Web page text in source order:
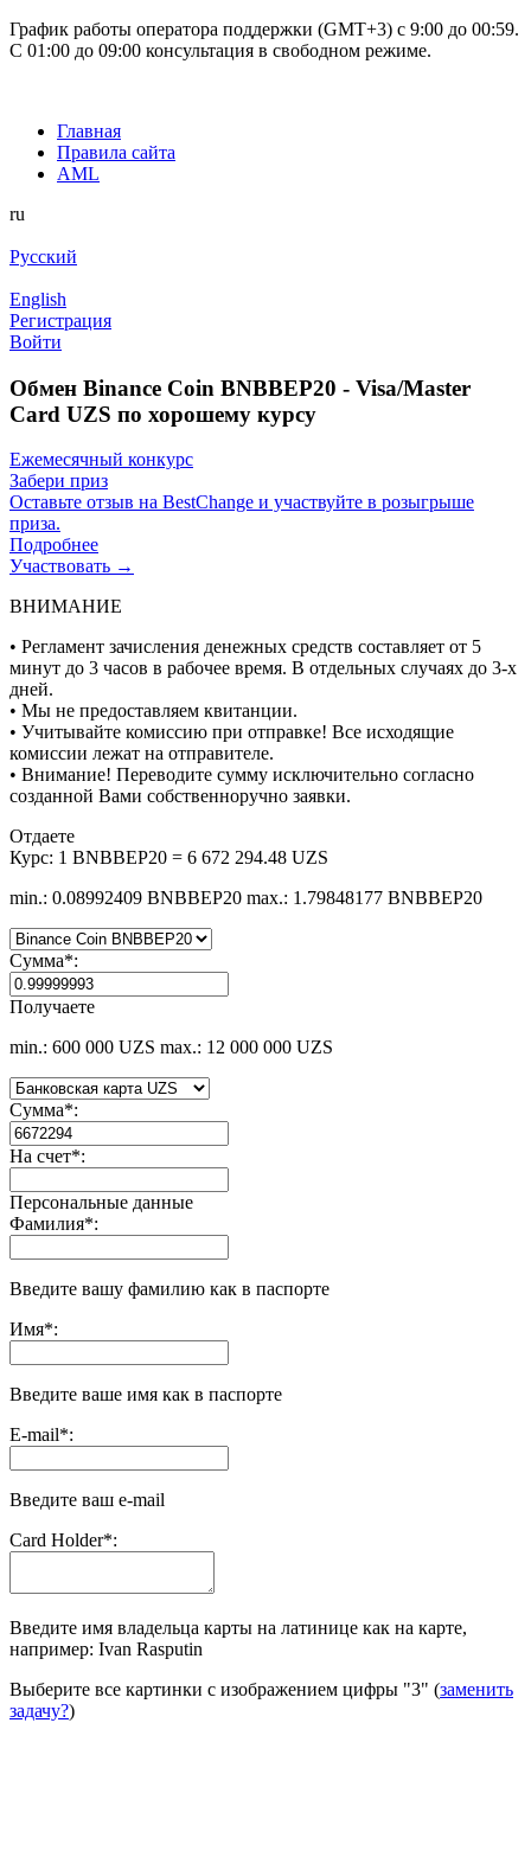
График работы оператора поддержки (GMT+3) c 9:00 до 00:59.
С 01:00 до 09:00 консультация в свободном режиме.
Главная
Правила сайта
AML
ru
Русский
English
Регистрация
Войти
Обмен Binance Coin BNBBEP20 - Visa/Master
Card UZS по хорошему курсу
Ежемесячный конкурс
Забери приз
Оставьте отзыв на BestChange и участвуйте в розыгрыше
приза.
Подробнее
Участвовать →
ВНИМАНИЕ
• Регламент зачисления денежных средств составляет от 5
минут до 3 часов в рабочее время. В отдельных случаях до 3-х
дней.
• Мы не предоставляем квитанции.
• Учитывайте комиссию при отправке! Все исходящие
комиссии лежат на отправителе.
• Внимание! Переводите сумму исключительно согласно
созданной Вами собственноручно заявки.
Отдаете
Курс: 1 BNBBEP20 = 6 672 294.48 UZS
min.: 0.08992409 BNBBEP20 max.: 1.79848177 BNBBEP20
Сумма*:
Получаете
min.: 600 000 UZS max.: 12 000 000 UZS
Сумма*:
На счет*:
Персональные данные
Фамилия*:
Введите вашу фамилию как в паспорте
Имя*:
Введите ваше имя как в паспорте
E-mail*:
Введите ваш e-mail
Сard Holder*:
Введите имя владельца карты на латинице как на карте,
например: Ivan Rasputin
Выберите все картинки с изображением цифры "3" (заменить
задачу?)